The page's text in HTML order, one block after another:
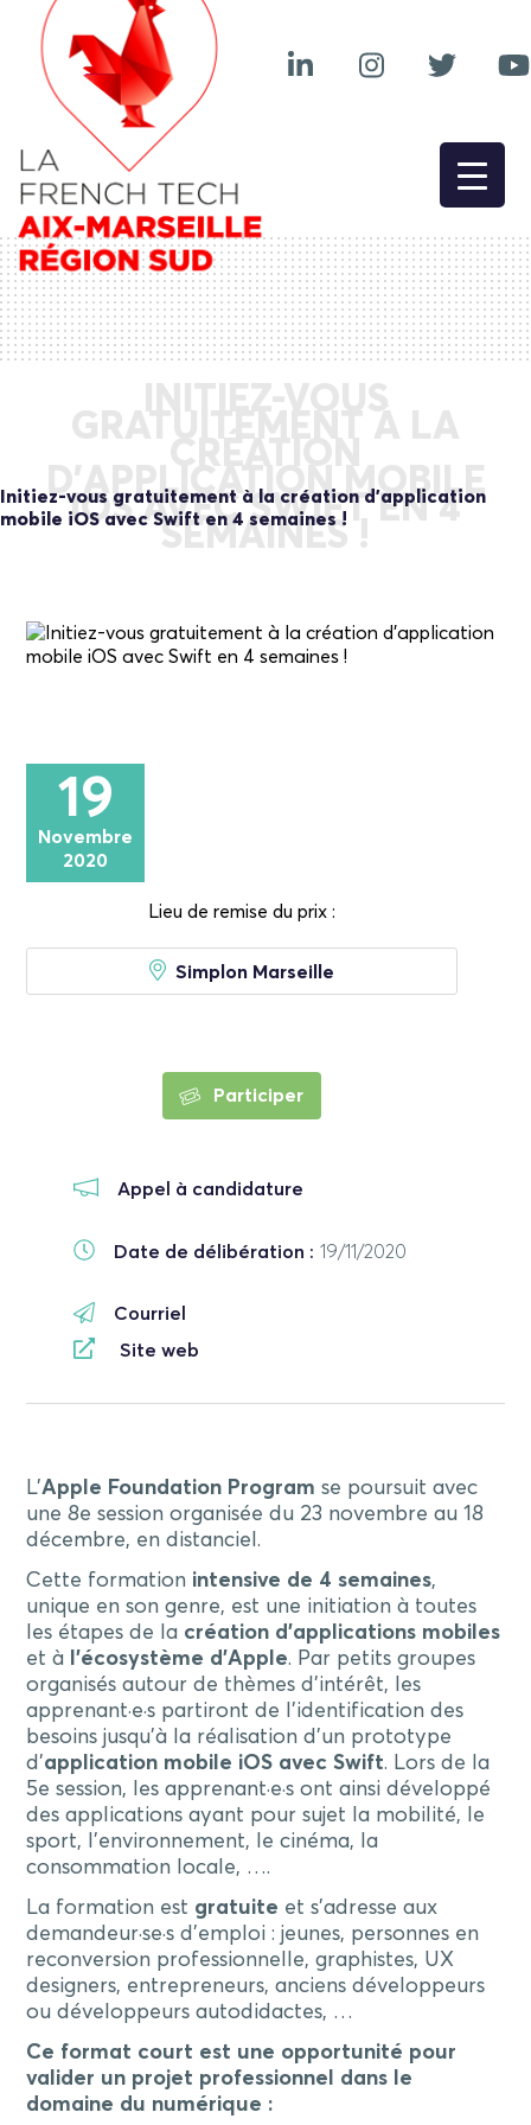
INITIEZ-VOUS
GRATUITEMENT À LA
CRÉATION
D’APPLICATION MOBILE
IOS AVEC SWIFT EN 4
SEMAINES !
Initiez-vous gratuitement à la création d’application
mobile iOS avec Swift en 4 semaines !
19
Novembre
2020
Lieu de remise du prix :
Simplon Marseille
Participer
Appel à candidature
Date de délibération : 19/11/2020
Courriel
Site web
L’Apple Foundation Program se poursuit avec
une 8e session organisée du 23 novembre au 18
décembre, en distanciel.
Cette formation intensive de 4 semaines,
unique en son genre, est une initiation à toutes
les étapes de la création d’applications mobiles
et à l’écosystème d’Apple. Par petits groupes
organisés autour de thèmes d’intérêt, les
apprenant·e·s partiront de l’identification des
besoins jusqu’à la réalisation d’un prototype
d’application mobile iOS avec Swift. Lors de la
5e session, les apprenant·e·s ont ainsi développé
des applications ayant pour sujet la mobilité, le
sport, l’environnement, le cinéma, la
consommation locale, ….
La formation est gratuite et s’adresse aux
demandeur·se·s d’emploi : jeunes, personnes en
reconversion professionnelle, graphistes, UX
designers, entrepreneurs, anciens développeurs
ou développeurs autodidactes, …
Ce format court est une opportunité pour
valider un projet professionnel dans le
domaine du numérique :